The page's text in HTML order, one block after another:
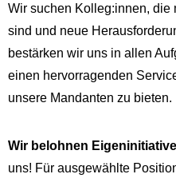
Wir suchen Kolleg:innen, die
sind und neue
bestärken wir uns in allen
einen hervorragenden
unsere Mandanten zu bieten.
Wir belohnen
uns! Für ausgewählte